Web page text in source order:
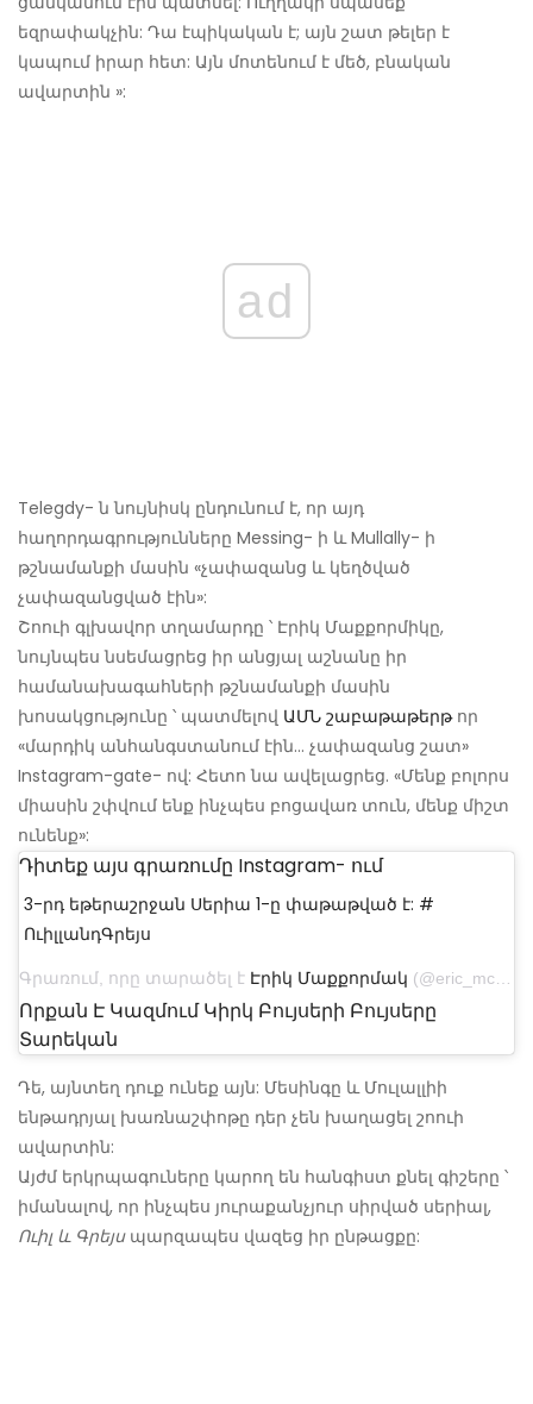
եզրափակչին: Դա էպիկական է; այն շատ թելեր է
կապում իրար հետ: Այն մոտենում է մեծ, բնական
ավարտին »:
ad
Telegdy- ն նույնիսկ ընդունում է, որ այդ
հաղորդագրությունները Messing- ի և Mullally- ի
թշնամանքի մասին «չափազանց և կեղծված
չափազանցված էին»:
Շոուի գլխավոր տղամարդը ՝ Էրիկ Մաքքորմիկը,
նույնպես նսեմացրեց իր անցյալ աշնանը իր
համանախագահների թշնամանքի մասին
խոսակցությունը ՝ պատմելով ԱՄՆ շաբաթաթերթոր
«մարդիկ անհանգստանում էին… չափազանց շատ»
Instagram-gate- ով: Հետո նա ավելացրեց. «Մենք բոլորս
միասին շփվում ենք ինչպես բոցավառ տուն, մենք միշտ
ունենք»:
Դիտեք այս գրառումը Instagram- ում
3-րդ եթերաշրջան Սերիա 1-ը փաթաթված է: #
ՈւիլլանդԳրեյս
Գրառում, որը տարածել է Էրիկ Մաքքորմակ (@eric_mccormack) - ին Jul 17, 2019 at 8:48 pm PDT
Որքան Է Կազմում Կիրկ Բույսերի Բույսերը
Տարեկան
Դե, այնտեղ դուք ունեք այն: Մեսինգը և Մուլալլիի
ենթադրյալ խառնաշփոթը դեր չեն խաղացել շոուի
ավարտին:
Այժմ երկրպագուները կարող են հանգիստ քնել գիշերը ՝
իմանալով, որ ինչպես յուրաքանչյուր սիրված սերիալ,
Ուիլ և Գրեյսպարզապես վազեց իր ընթացքը: